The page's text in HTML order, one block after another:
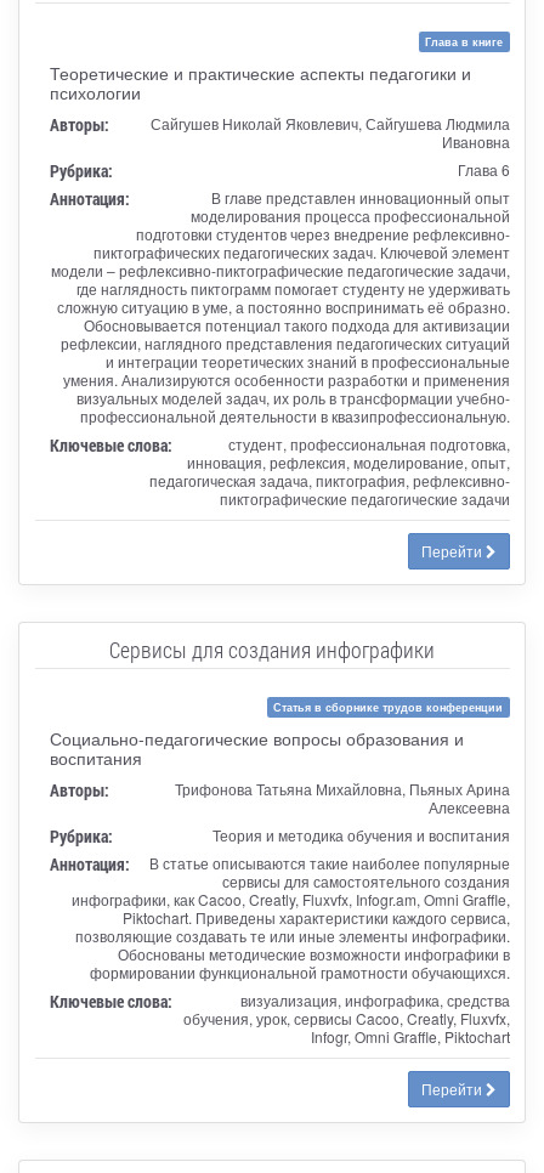
Глава в книге
Теоретические и практические аспекты педагогики и
психологии
Авторы:
Сайгушев Николай Яковлевич, Сайгушева Людмила
Ивановна
Рубрика: Глава 6
Аннотация:
В главе представлен инновационный опыт
моделирования процесса профессиональной
подготовки студентов через внедрение рефлексивно-
пиктографических педагогических задач. Ключевой элемент
модели – рефлексивно-пиктографические педагогические задачи,
где наглядность пиктограмм помогает студенту не удерживать
сложную ситуацию в уме, а постоянно воспринимать её образно.
Обосновывается потенциал такого подхода для активизации
рефлексии, наглядного представления педагогических ситуаций
и интеграции теоретических знаний в профессиональные
умения. Анализируются особенности разработки и применения
визуальных моделей задач, их роль в трансформации учебно-
профессиональной деятельности в квазипрофессиональную.
Ключевые слова:
студент, профессиональная подготовка,
инновация, рефлексия, моделирование, опыт,
педагогическая задача, пиктография, рефлексивно-
пиктографические педагогические задачи
Перейти
Сервисы для создания инфографики
Статья в сборнике трудов конференции
Социально-педагогические вопросы образования и
воспитания
Авторы:
Трифонова Татьяна Михайловна, Пьяных Арина
Алексеевна
Рубрика: Теория и методика обучения и воспитания
Аннотация:
В статье описываются такие наиболее популярные
сервисы для самостоятельного создания
инфографики, как Cacoo, Creatly, Fluxvfx, Infogr.am, Omni Graffle,
Piktochart. Приведены характеристики каждого сервиса,
позволяющие создавать те или иные элементы инфографики.
Обоснованы методические возможности инфографики в
формировании функциональной грамотности обучающихся.
Ключевые слова:
визуализация, инфографика, средства
обучения, урок, сервисы Cacoo, Creatly, Fluxvfx,
Infogr, Omni Graffle, Piktochart
Перейти